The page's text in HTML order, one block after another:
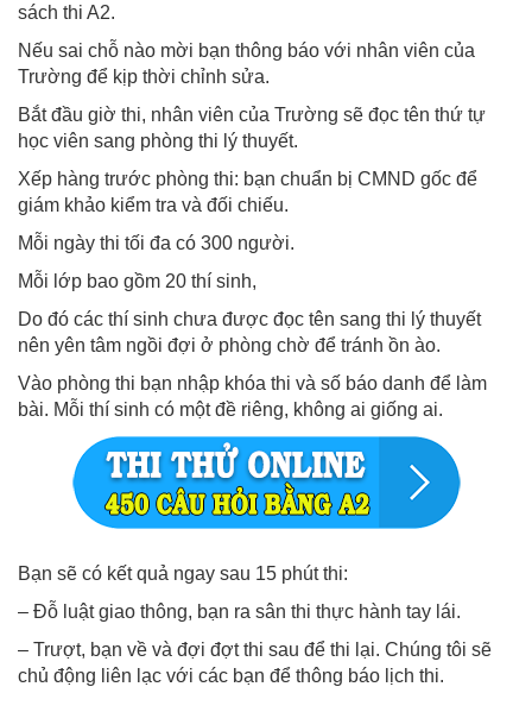
sách thi A2.
Nếu sai chỗ nào mời bạn thông báo với nhân viên của
Trường để kịp thời chỉnh sửa.
Bắt đầu giờ thi, nhân viên của Trường sẽ đọc tên thứ tự
học viên sang phòng thi lý thuyết.
Xếp hàng trước phòng thi: bạn chuẩn bị CMND gốc để
giám khảo kiểm tra và đối chiếu.
Mỗi ngày thi tối đa có 300 người.
Mỗi lớp bao gồm 20 thí sinh,
Do đó các thí sinh chưa được đọc tên sang thi lý thuyết
nên yên tâm ngồi đợi ở phòng chờ để tránh ồn ào.
Vào phòng thi bạn nhập khóa thi và số báo danh để làm
bài. Mỗi thí sinh có một đề riêng, không ai giống ai.
Bạn sẽ có kết quả ngay sau 15 phút thi:
– Đỗ luật giao thông, bạn ra sân thi thực hành tay lái.
– Trượt, bạn về và đợi đợt thi sau để thi lại. Chúng tôi sẽ
chủ động liên lạc với các bạn để thông báo lịch thi.